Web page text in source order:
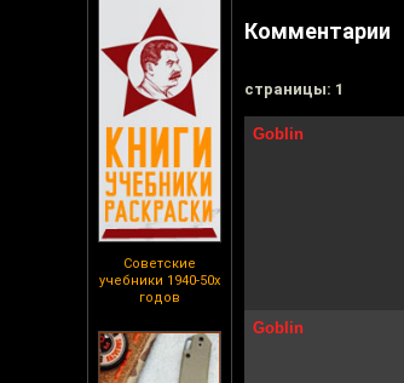
Советские
учебники 1940-50х
годов
Комментарии
cтраницы: 1
Goblin
Goblin